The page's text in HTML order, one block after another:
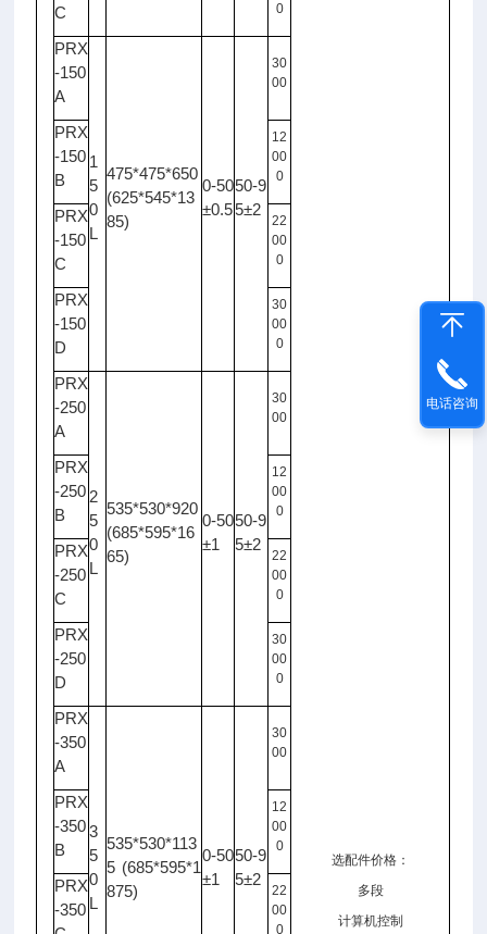
选配件价格：
多段
计算机控制
C
0
PRX
-150
A
1
5
0
L
475*475*650
(625*545*13
85)
0-50
±0.5
50-9
5±2
30
00
PRX
-150
B
12
00
0
PRX
-150
C
22
00
0
PRX
-150
D
30
00
0
PRX
-250
A
2
5
0
L
535*530*920
(685*595*16
65)
0-50
±1
50-9
5±2
30
00
PRX
-250
B
12
00
0
PRX
-250
C
22
00
0
PRX
-250
D
30
00
0
PRX
-350
A
3
5
0
L
535*530*113
5 (685*595*1
875)
0-50
±1
50-9
5±2
30
00
PRX
-350
B
12
00
0
PRX
-350
22
00
0
电话咨询